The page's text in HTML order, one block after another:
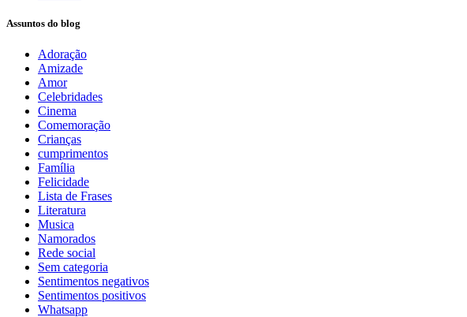
Assuntos do blog
Adoração
Amizade
Amor
Celebridades
Cinema
Comemoração
Crianças
cumprimentos
Família
Felicidade
Lista de Frases
Literatura
Musica
Namorados
Rede social
Sem categoria
Sentimentos negativos
Sentimentos positivos
Whatsapp